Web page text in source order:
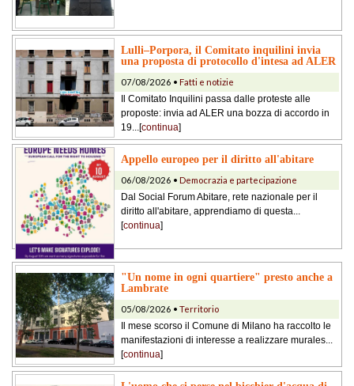
Lulli–Porpora, il Comitato inquilini invia
una proposta di protocollo d'intesa ad ALER
07/08/2026 • Fatti e notizie
Il Comitato Inquilini passa dalle proteste alle
proposte: invia ad ALER una bozza di accordo in
19...[continua]
Appello europeo per il diritto all'abitare
06/08/2026 • Democrazia e partecipazione
Dal Social Forum Abitare, rete nazionale per il
diritto all'abitare, apprendiamo di questa...
[continua]
"Un nome in ogni quartiere" presto anche a
Lambrate
05/08/2026 • Territorio
Il mese scorso il Comune di Milano ha raccolto le
manifestazioni di interesse a realizzare murales...
[continua]